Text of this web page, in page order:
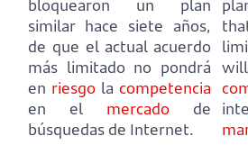
bloquearon un plan
similar hace siete años,
de que el actual acuerdo
más limitado no pondrá
en riesgo la competencia
en el mercadode
búsquedas de Internet.